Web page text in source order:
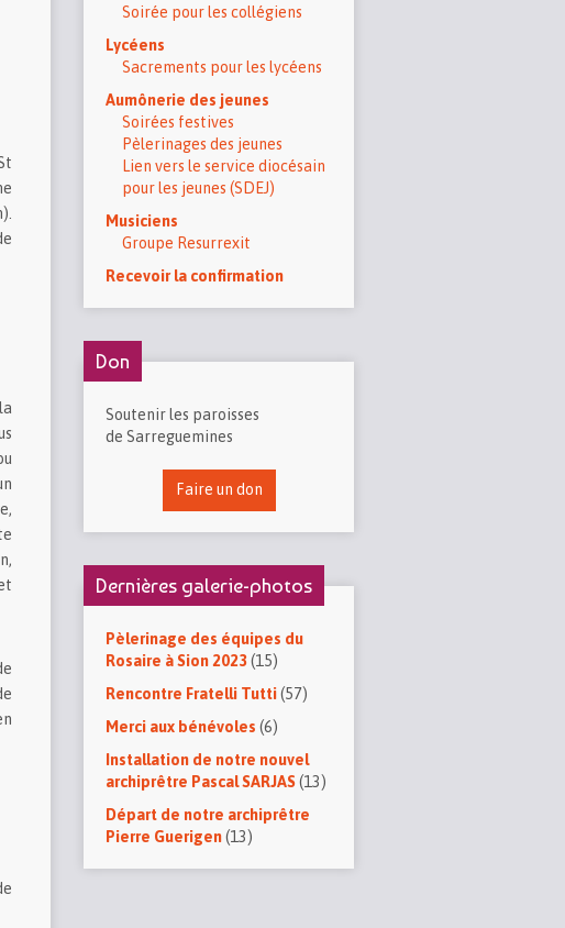
Soirée pour les collégiens
Lycéens
Sacrements pour les lycéens
Aumônerie des jeunes
Soirées festives
Pèlerinages des jeunes
Lien vers le service diocésain
pour les jeunes (SDEJ)
Musiciens
Groupe Resurrexit
Recevoir la confirmation
Don
Soutenir les paroisses
de Sarreguemines
Faire un don
Dernières galerie-photos
Pèlerinage des équipes du
Rosaire à Sion 2023(15)
Rencontre Fratelli Tutti(57)
Merci aux bénévoles (6)
Installation de notre nouvel
archiprêtre Pascal SARJAS(13)
Départ de notre archiprêtre
Pierre Guerigen(13)